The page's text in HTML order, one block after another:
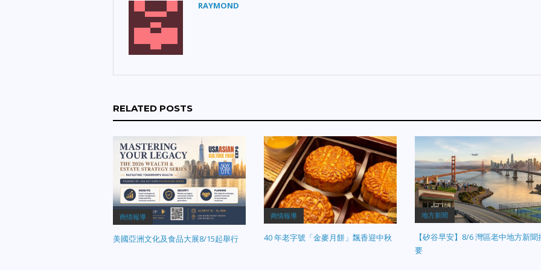
RAYMOND
RELATED POSTS
商情報導
美國亞洲文化及食品大展8/15起舉行
商情報導
40 年老字號「金麥月餅」飄香迎中秋
地方新聞
【矽谷早安】8/6 灣區老中地方新聞
要